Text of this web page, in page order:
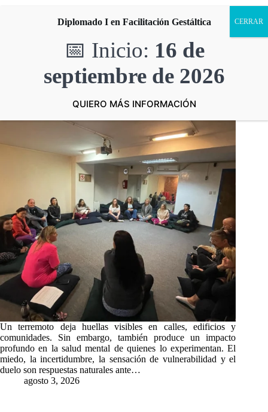
¿Cómo puede ayudar un terapeuta Gestalt después de un
terremoto? El papel de la salud mental en tiempos de crisis
Un terremoto deja huellas visibles en calles, edificios y
comunidades. Sin embargo, también produce un impacto
profundo en la salud mental de quienes lo experimentan. El
miedo, la incertidumbre, la sensación de vulnerabilidad y el
duelo son respuestas naturales ante…
agosto 3, 2026
Diplomado I en Facilitación Gestáltica
📅 Inicio: 16 de
septiembre de 2026
QUIERO MÁS INFORMACIÓN